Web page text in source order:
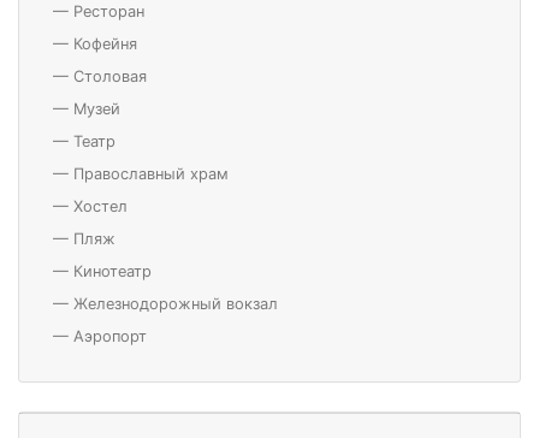
— Ресторан
— Кофейня
— Столовая
— Музей
— Театр
— Православный храм
— Хостел
— Пляж
— Кинотеатр
— Железнодорожный вокзал
— Аэропорт